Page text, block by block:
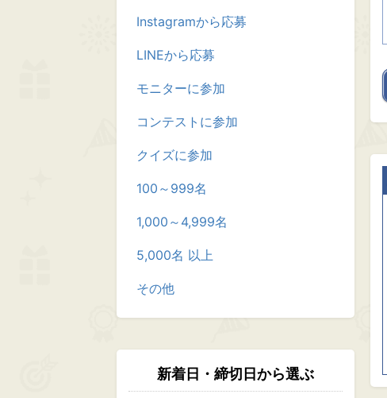
Instagramから応募
LINEから応募
モニターに参加
コンテストに参加
クイズに参加
100～999名
1,000～4,999名
5,000名 以上
その他
新着日・締切日から選ぶ